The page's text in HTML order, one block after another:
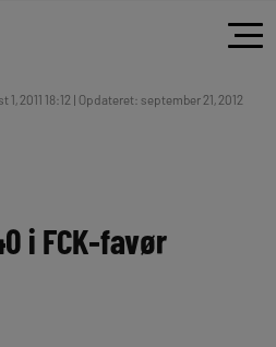
1, 2011 18:12 | Opdateret: september 21, 2012
i FCK-favør